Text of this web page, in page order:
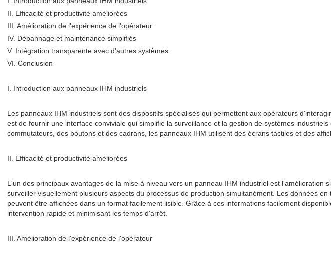
II. Efficacité et productivité améliorées
III. Amélioration de l'expérience de l'opérateur
IV. Dépannage et maintenance simplifiés
V. Intégration transparente avec d'autres systèmes
VI. Conclusion
I. Introduction aux panneaux IHM industriels
Les panneaux IHM industriels sont des dispositifs spécialisés qui permettent aux opérateurs
est de fournir une interface conviviale qui simplifie la surveillance et la gestion de systèmes
commutateurs, des boutons et des cadrans, les panneaux IHM utilisent des écrans tactiles et des
II. Efficacité et productivité améliorées
L'un des principaux avantages de la mise à niveau vers un panneau IHM industriel est
surveiller visuellement plusieurs aspects du processus de production simultanément. Les données
peuvent être affichées dans un format facilement lisible. Grâce à ces informations facilement
intervention rapide et minimisant les temps d'arrêt.
III. Amélioration de l'expérience de l'opérateur